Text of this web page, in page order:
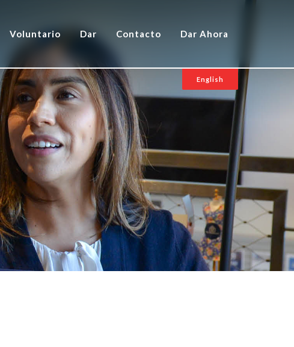
Voluntario Dar Contacto Dar Ahora
English